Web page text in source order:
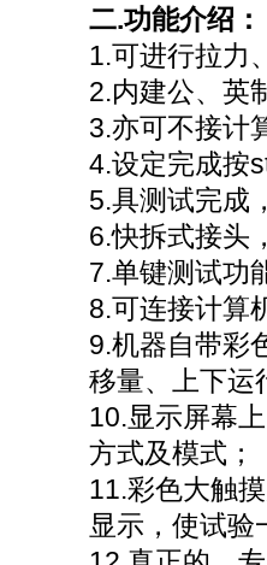
二.功能介绍：
1.可进行拉力
2.内建公、英
3.亦可不接计
4.设定完成按
5.具测试完成
6.快拆式接头
7.单键测试功
8.可连接计算
9.机器自带彩
移量、上下运
10.显示屏幕
方式及模式；
11.彩色大触
显示，使试验